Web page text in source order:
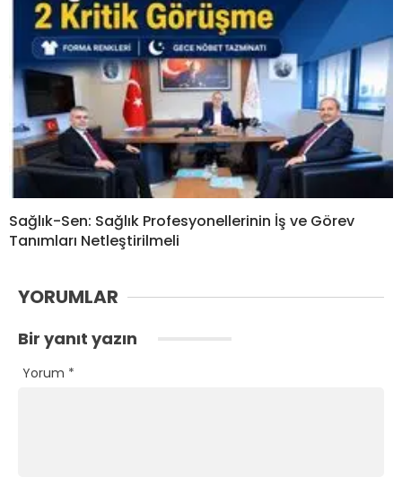
Sağlık-Sen: Sağlık Profesyonellerinin İş ve Görev
Tanımları Netleştirilmeli
YORUMLAR
Bir yanıt yazın
Yorum *